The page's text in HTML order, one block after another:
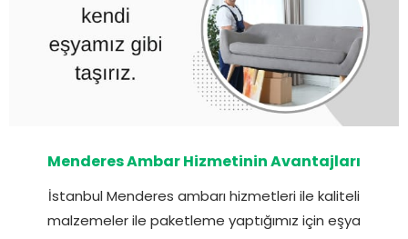
Menderes Ambar Hizmetinin Avantajları
İstanbul Menderes ambarı hizmetleri ile kaliteli
malzemeler ile paketleme yaptığımız için eşya